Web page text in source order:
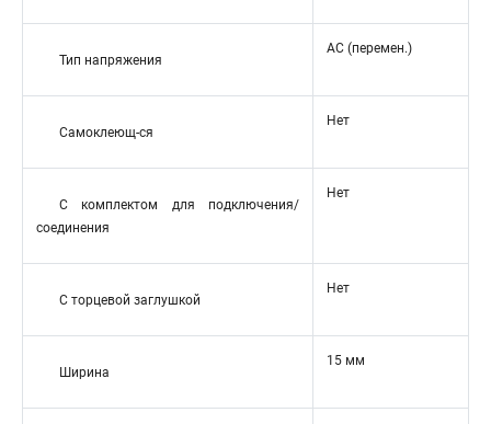
Тип напряжения
AC (перемен.)
Самоклеющ-ся
Нет
С комплектом для подключения/
соединения
Нет
С торцевой заглушкой
Нет
Ширина
15 мм